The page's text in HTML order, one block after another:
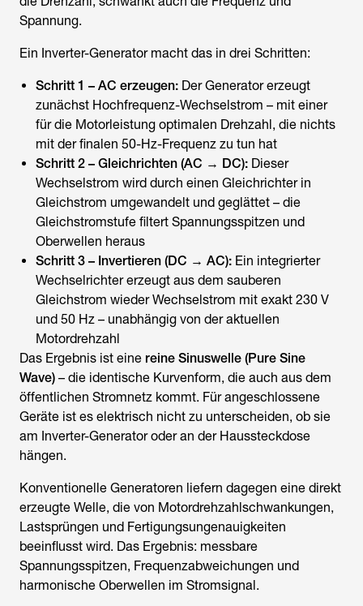
Spannung.
Ein Inverter-Generator macht das in drei Schritten:
Schritt 1 – AC erzeugen: Der Generator erzeugt
zunächst Hochfrequenz-Wechselstrom – mit einer
für die Motorleistung optimalen Drehzahl, die nichts
mit der finalen 50-Hz-Frequenz zu tun hat
Schritt 2 – Gleichrichten (AC → DC): Dieser
Wechselstrom wird durch einen Gleichrichter in
Gleichstrom umgewandelt und geglättet – die
Gleichstromstufe filtert Spannungsspitzen und
Oberwellen heraus
Schritt 3 – Invertieren (DC → AC): Ein integrierter
Wechselrichter erzeugt aus dem sauberen
Gleichstrom wieder Wechselstrom mit exakt 230 V
und 50 Hz – unabhängig von der aktuellen
Motordrehzahl
Das Ergebnis ist eine reine Sinuswelle (Pure Sine
Wave) – die identische Kurvenform, die auch aus dem
öffentlichen Stromnetz kommt. Für angeschlossene
Geräte ist es elektrisch nicht zu unterscheiden, ob sie
am Inverter-Generator oder an der Haussteckdose
hängen.
Konventionelle Generatoren liefern dagegen eine direkt
erzeugte Welle, die von Motordrehzahlschwankungen,
Lastsprüngen und Fertigungsungenauigkeiten
beeinflusst wird. Das Ergebnis: messbare
Spannungsspitzen, Frequenzabweichungen und
harmonische Oberwellen im Stromsignal.